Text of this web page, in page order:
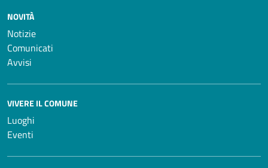
NOVITÀ
Notizie
Comunicati
Avvisi
VIVERE IL COMUNE
Luoghi
Eventi